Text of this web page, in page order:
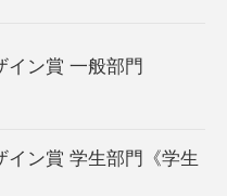
イン賞 一般部門
イン賞 学生部門《学生